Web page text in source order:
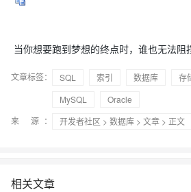
当你想要跑到梦想的终点时，谁也无法阻
文章标签： SQL 索引 数据库 存
MySQL
Oracle
来 源：
开发者社区 > 数据库 > 文章 > 正文
相关文章